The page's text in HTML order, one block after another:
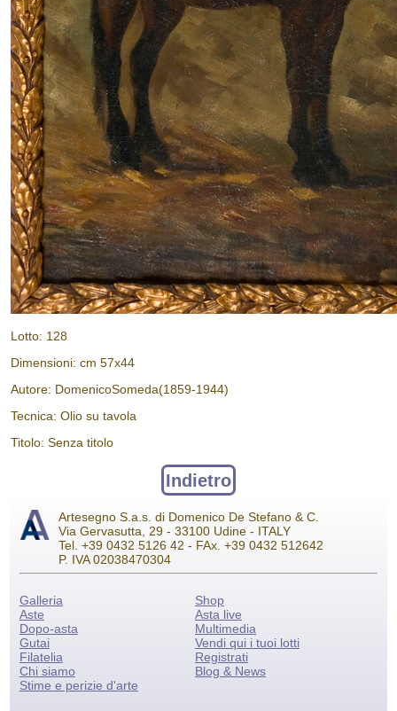
Lotto: 128
Dimensioni: cm 57x44
Autore: DomenicoSomeda(1859-1944)
Tecnica: Olio su tavola
Titolo: Senza titolo
Indietro
Artesegno S.a.s. di Domenico De Stefano & C.
Via Gervasutta, 29 - 33100 Udine - ITALY
Tel. +39 0432 5126 42 - FAx. +39 0432 512642
P. IVA 02038470304
Galleria
Aste
Dopo-asta
Gutai
Filatelia
Chi siamo
Stime e perizie d'arte
Shop
Asta live
Multimedia
Vendi qui i tuoi lotti
Registrati
Blog & News